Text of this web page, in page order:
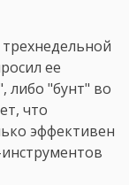
ее
либо "бунт" во
что
эффективен